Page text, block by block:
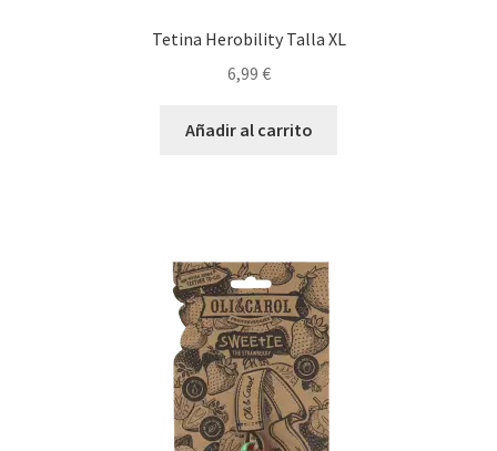
Tetina Herobility Talla XL
6,99 €
Añadir al carrito